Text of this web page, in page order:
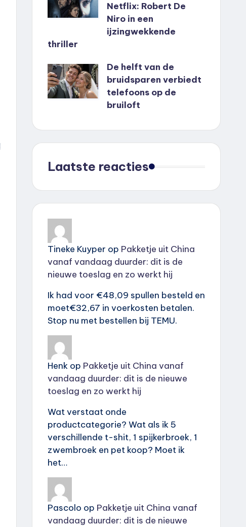
Netflix: Robert De
Niro in een
ijzingwekkende
thriller
De helft van de
bruidsparen verbiedt
telefoons op de
bruiloft
Laatste reacties
Tineke Kuyper op Pakketje uit China
vanaf vandaag duurder: dit is de
nieuwe toeslag en zo werkt hij
Ik had voor €48,09 spullen besteld en
moet€32,67 in voerkosten betalen.
Stop nu met bestellen bij TEMU.
Henkop Pakketje uit China vanaf
vandaag duurder: dit is de nieuwe
toeslag en zo werkt hij
Wat verstaat onde
productcategorie? Wat als ik 5
verschillende t-shit, 1 spijkerbroek, 1
zwembroek en pet koop? Moet ik
het…
Pascolo op Pakketje uit China vanaf
vandaag duurder: dit is de nieuwe